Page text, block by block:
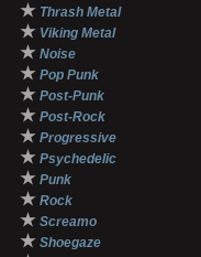
★ Thrash Metal
★ Viking Metal
★ Noise
★ Pop Punk
★ Post-Punk
★ Post-Rock
★ Progressive
★ Psychedelic
★ Punk
★ Rock
★ Screamo
★ Shoegaze